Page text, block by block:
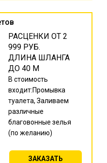
РАСЦЕНКИ ОТ 2
999 РУБ.
ДЛИНА ШЛАНГА
ДО 40 М
В стоимость
входит:Промывка
туалета, Заливаем
различные
благовонные зелья
(по желанию)
ЗАКАЗАТЬ